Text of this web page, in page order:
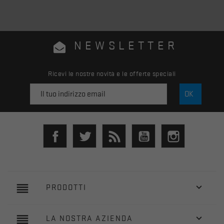
NEWSLETTER
Ricevi le nostre novità e le offerte speciali
Facebook Twitter YouTube
reorder PRODOTTI 
reorder LA NOSTRA AZIENDA 